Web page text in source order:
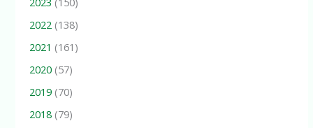
2022 (138)
2021 (161)
2020 (57)
2019 (70)
2018 (79)